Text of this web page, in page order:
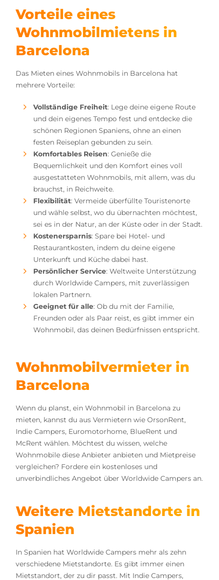
Vorteile eines
Wohnmobilmietens in
Barcelona
Das Mieten eines Wohnmobils in Barcelona hat
mehrere Vorteile:
Vollständige Freiheit: Lege deine eigene Route
und dein eigenes Tempo fest und entdecke die
schönen Regionen Spaniens, ohne an einen
festen Reiseplan gebunden zu sein.
Komfortables Reisen: Genieße die
Bequemlichkeit und den Komfort eines voll
ausgestatteten Wohnmobils, mit allem, was du
brauchst, in Reichweite.
Flexibilität: Vermeide überfüllte Touristenorte
und wähle selbst, wo du übernachten möchtest,
sei es in der Natur, an der Küste oder in der Stadt.
Kostenersparnis: Spare bei Hotel- und
Restaurantkosten, indem du deine eigene
Unterkunft und Küche dabei hast.
Persönlicher Service: Weltweite Unterstützung
durch Worldwide Campers, mit zuverlässigen
lokalen Partnern.
Geeignet für alle: Ob du mit der Familie,
Freunden oder als Paar reist, es gibt immer ein
Wohnmobil, das deinen Bedürfnissen entspricht.
Wohnmobilvermieter in
Barcelona
Wenn du planst, ein Wohnmobil in Barcelona zu
mieten, kannst du aus Vermietern wie OrsonRent,
Indie Campers, Euromotorhome, BlueRent und
McRent wählen. Möchtest du wissen, welche
Wohnmobile diese Anbieter anbieten und Mietpreise
vergleichen? Fordere ein kostenloses und
unverbindliches Angebot über Worldwide Campers an.
Weitere Mietstandorte in
Spanien
In Spanien hat Worldwide Campers mehr als zehn
verschiedene Mietstandorte. Es gibt immer einen
Mietstandort, der zu dir passt. Mit Indie Campers,